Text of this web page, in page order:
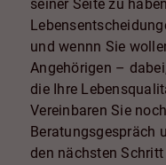
seiner Seite zu
und wennn Sie
Angehörigen –
die Ihre
Vereinbaren Sie
Beratungsgespräch
den nächsten